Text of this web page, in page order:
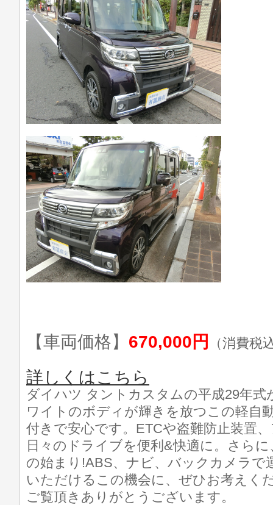
【車両価格】 670,000円 （消費税
詳しくはこちら
ダイハツ タントカスタムの平成29年
ワイトのボディが輝きを放つこの軽自
付きで安心です。ETCや盗難防止装置
日々のドライブを便利&快適に。さら
の始まり!ABS、ナビ、バックカメラで
いただけるこの機会に、ぜひお考えく
ご覧頂きありがとうございます。